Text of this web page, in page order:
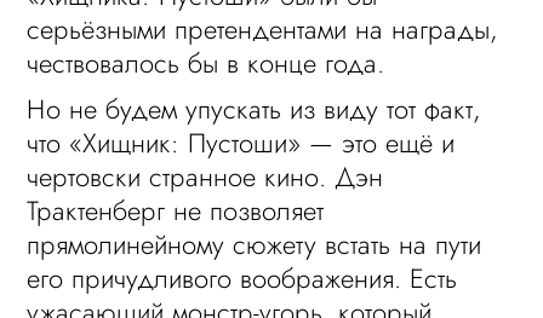
серьёзными претендентами на награды,
чествовалось бы в конце года.
Но не будем упускать из виду тот факт,
что «Хищник: Пустоши» — это ещё и
чертовски странное кино. Дэн
Трактенберг не позволяет
прямолинейному сюжету встать на пути
его причудливого воображения. Есть